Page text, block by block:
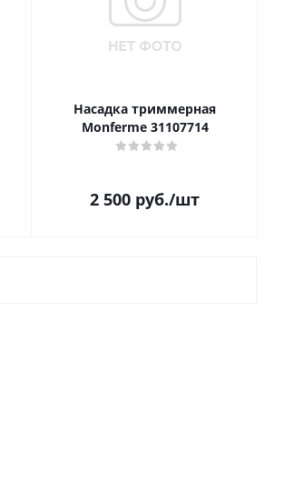
Насадка триммерная
Monferme 31107714
2 500 руб./шт